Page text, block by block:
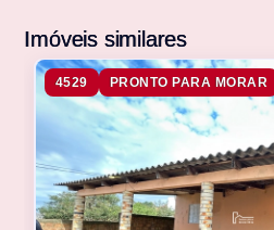
Imóveis similares
4529 PRONTO PARA MORAR